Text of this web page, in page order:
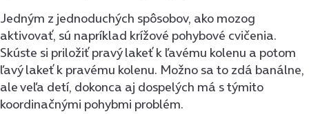
Jedným z jednoduchých spôsobov, ako mozog
aktivovať, sú napríklad krížové pohybové cvičenia.
Skúste si priložiť pravý lakeť k ľavému kolenu a potom
ľavý lakeť k pravému kolenu. Možno sa to zdá banálne,
ale veľa detí, dokonca aj dospelých má s týmito
koordinačnými pohybmi problém.